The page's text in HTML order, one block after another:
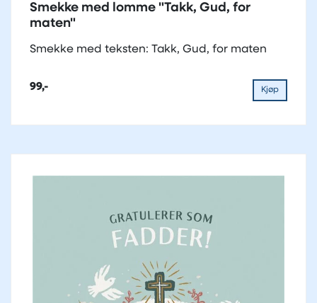
Smekke med lomme "Takk, Gud, for
maten"
Smekke med teksten: Takk, Gud, for maten
99,- Kjøp